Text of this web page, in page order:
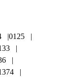
0125